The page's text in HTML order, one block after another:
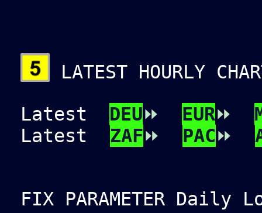
LATEST HOURLY
Latest DEU⏩ EUR⏩
Latest
ZAF⏩ PAC⏩
FIX PARAMETER